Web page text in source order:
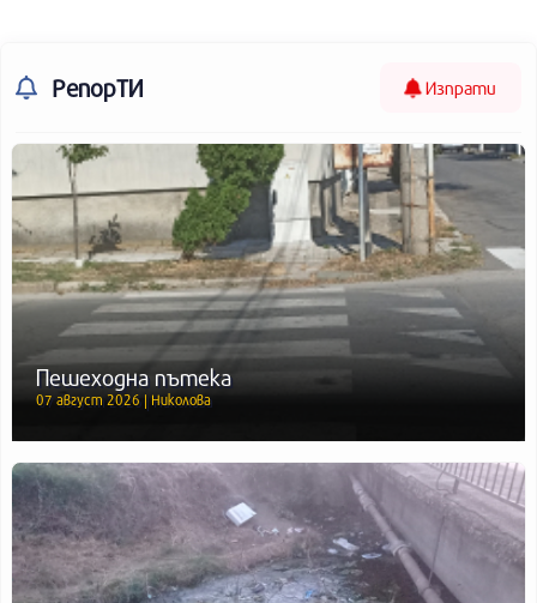
РепорТИ Изпрати
Пешеходна пътека
07 август 2026 | Николова